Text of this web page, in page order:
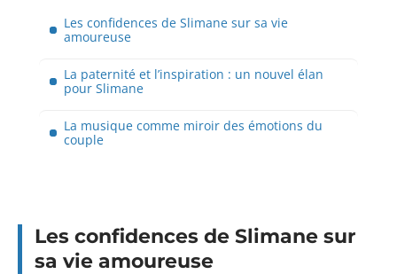
Les confidences de Slimane sur sa vie
amoureuse
La paternité et l’inspiration : un nouvel élan
pour Slimane
La musique comme miroir des émotions du
couple
Les confidences de Slimane sur
sa vie amoureuse